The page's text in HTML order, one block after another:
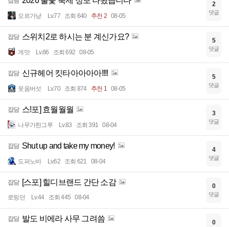
모르가냥 Lv.77 조회 640 추천 2 08-05
2
댓글
잡담 스위치2로 하시는 분 계신가요?
게맛 Lv.86 조회 692 08-05
5
댓글
잡담 신규헤어 킷타아아아아!!!!
웃음버섯 Lv.70 조회 874 추천 1 08-05
5
댓글
잡담 스!포] 효월월월
나무가한그루 Lv.83 조회 391 08-04
3
댓글
잡담 Shut up and take my money!
도퍼노바 Lv.62 조회 621 08-04
4
댓글
잡담 [스포] 힐디브랜드 간단 소감
로링던 Lv.44 조회 445 08-04
0
댓글
잡담 발도 비에라 사무 그려씀 0